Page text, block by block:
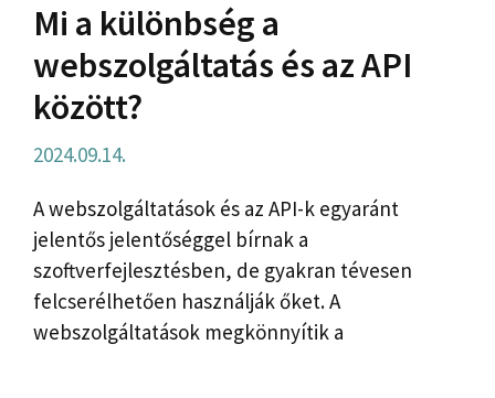
Mi a különbség a
webszolgáltatás és az API
között?
2024.09.14.
A webszolgáltatások és az API-k egyaránt
jelentős jelentőséggel bírnak a
szoftverfejlesztésben, de gyakran tévesen
felcserélhetően használják őket. A
webszolgáltatások megkönnyítik a